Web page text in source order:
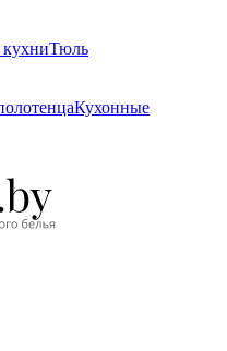
Тюль
Кухонные